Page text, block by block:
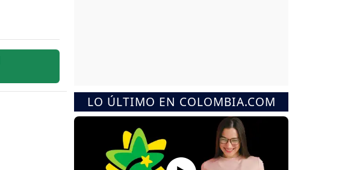
LO ÚLTIMO EN COLOMBIA.COM